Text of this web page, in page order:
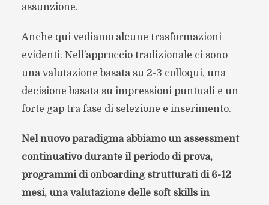
assunzione.
Anche qui vediamo alcune trasformazioni
evidenti. Nell’approccio tradizionale ci sono
una valutazione basata su 2-3 colloqui, una
decisione basata su impressioni puntuali e un
forte gap tra fase di selezione e inserimento.
Nel nuovo paradigma abbiamo un assessment
continuativo durante il periodo di prova,
programmi di onboarding strutturati di 6-12
mesi, una valutazione delle soft skills in